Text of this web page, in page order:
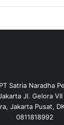
PT Satria Naradha
Jl. Gelora
Jakarta Pusat,
0811818992